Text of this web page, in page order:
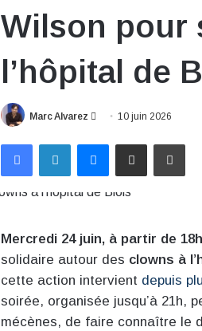
Wilson pour
l’hôpital de
Marc Alvarez
Envoyer
courriel
10 juin 2026
FacebookLinkedinMessenger
Partager par email
Mercredi 24 juin, à partir de
solidaire autour des clowns à
cette action intervient depuis
soirée, organisée jusqu’à 21h,
mécènes, de faire connaître le